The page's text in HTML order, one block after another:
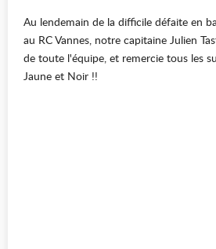
Au lendemain de la difficile défaite en
au RC Vannes, notre capitaine Julien
de toute l'équipe, et remercie tous les
Jaune et Noir !!